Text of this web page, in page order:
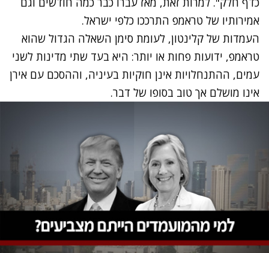
אמירותיו של טראמפ התרככו כלפי ישראל.
העמדות של קלינטון, לעומת סימן השאלה הגדול שהוא
טראמפ, ידועות פחות או יותר: היא בעד שתי מדינות לשני
עמים, ההתנחלויות אינן חוקיות בעיניה, וההסכם עם אירן
אינו מושלם אך טוב בסופו של דבר.